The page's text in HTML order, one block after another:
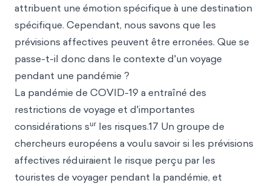
attribuent une émotion spécifique à une destination
spécifique. Cependant, nous savons que les
prévisions affectives peuvent être erronées. Que se
passe-t-il donc dans le contexte d'un voyage
pendant une pandémie ?
La pandémie de COVID-19 a entraîné des
restrictions de voyage et d'importantes
considérations sur les risques.17 Un groupe de
chercheurs européens a voulu savoir si les prévisions
affectives réduiraient le risque perçu par les
touristes de voyager pendant la pandémie, et